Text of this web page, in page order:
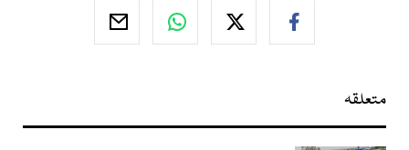
متعلقہ